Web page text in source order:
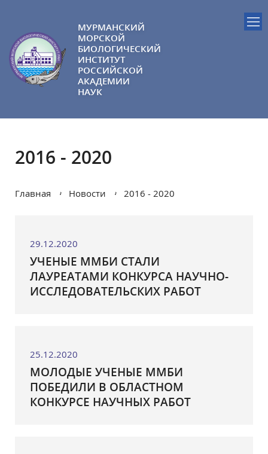
МУРМАНСКИЙ
МОРСКОЙ
БИОЛОГИЧЕСКИЙ
ИНСТИТУТ
РОССИЙСКОЙ
АКАДЕМИИ
НАУК
2016 - 2020
Главная Новости 2016 - 2020
29.12.2020
УЧЕНЫЕ ММБИ СТАЛИ
ЛАУРЕАТАМИ КОНКУРСА НАУЧНО-
ИССЛЕДОВАТЕЛЬСКИХ РАБОТ
25.12.2020
МОЛОДЫЕ УЧЕНЫЕ ММБИ
ПОБЕДИЛИ В ОБЛАСТНОМ
КОНКУРСЕ НАУЧНЫХ РАБОТ